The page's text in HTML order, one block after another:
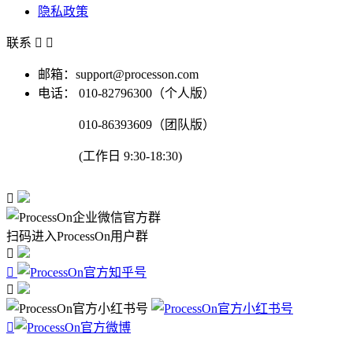
隐私政策
联系  
邮箱：support@processon.com
电话：
010-82796300（个人版）
010-86393609（团队版）
(工作日 9:30-18:30)

扫码进入ProcessOn用户群



